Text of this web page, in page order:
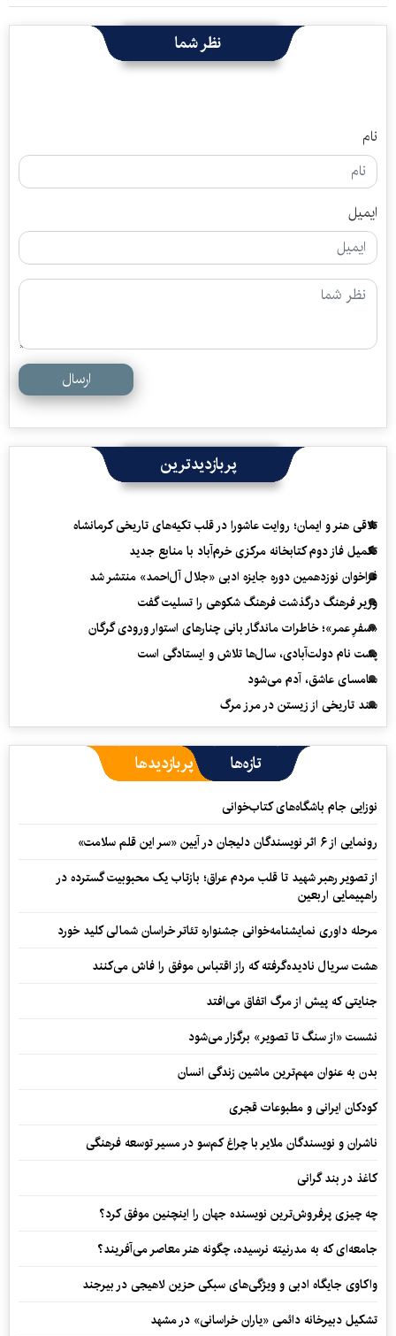
نظر شما
نام
ایمیل
ارسال
پربازدیدترین
تلاقی هنر و ایمان؛ روایت عاشورا در قلب تکیه‌های تاریخی کرمانشاه
تکمیل فاز دوم کتابخانه مرکزی خرم‌آباد با منابع جدید
فراخوان نوزدهمین دوره جایزه ادبی «جلال آل‌احمد» منتشر شد
وزیر فرهنگ درگذشت فرهنگ شکوهی را تسلیت گفت
«سفرِ عمر»؛ خاطرات ماندگار بانی چنارهای استوار ورودی گرگان
پشت نام دولت‌آبادی، سال‌ها تلاش و ایستادگی است
سامسای عاشق، آدم می‌شود
سند تاریخی از زیستن در مرز مرگ
تازه‌ها پربازدیدها
نوزایی جام باشگاه‌های کتاب‌خوانی
رونمایی از ۶ اثر نویسندگان دلیجان در آیین «سر این قلم سلامت»
از تصویر رهبر شهید تا قلب مردم عراق؛ بازتاب یک محبوبیت گسترده در
راهپیمایی اربعین
مرحله داوری نمایشنامه‌خوانی جشنواره تئاتر خراسان شمالی کلید خورد
هشت سریال نادیده‌گرفته که راز اقتباس موفق را فاش می‌کنند
جنایتی که پیش از مرگ اتفاق می‌افتد
نشست «از سنگ تا تصویر» برگزار می‌شود
بدن به عنوان مهم‌ترین ماشین زندگی انسان
کودکان ایرانی و مطبوعات قجری
ناشران و نویسندگان ملایر با چراغ کم‌سو در مسیر توسعه فرهنگی
کاغذ در بند گرانی
چه چیزی پرفروش‌ترین نویسنده جهان را اینچنین موفق کرد؟
جامعه‌ای که به مدرنیته نرسیده، چگونه هنر معاصر می‌آفریند؟
واکاوی جایگاه ادبی و ویژگی‌های سبکی حزین لاهیجی در بیرجند
تشکیل دبیرخانه دائمی «یاران خراسانی» در مشهد